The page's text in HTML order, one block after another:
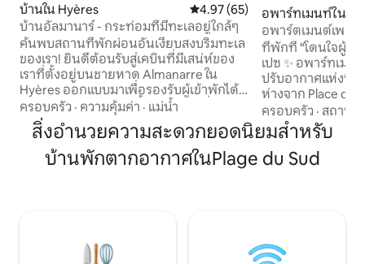
บ้านใน Hyères คะแนนเฉลี่ย 4.97 จาก 5, 65 รีวิว
4.97 (65)
บ้านอัลมานาร์ - กระท่อมที่มีทะเลอยู่ใกล้ๆ
ค้นพบสถานที่พักผ่อนอันเงียบสงบริมทะเล
ของเรา! ยินดีต้อนรับสู่เคบินที่มีเสน่ห์ของ
เราที่ตั้งอยู่บนชายหาด Almanarre ใน
Hyères ออกแบบมาเพื่อรองรับผู้เข้าพักได้
สูงสุด 6 คนเราได้สร้างขึ้นด้วยหัวใจซึ่งเป็น
ที่พักที่ผสมผสานความสะดวกสบายและ
ความเป็นตัวตนที่แท้จริงมอบประสบการณ์
ที่ดีในระยะเดินถึงน้ำ คุณจะตื่นขึ้นมาด้วย
คลื่นที่ซัดเข้ามาอย่างนุ่มนวลพร้อมที่จะ
ครอบครัว · ความคุ้มค่า · แม่น้ำ
อพาร์ทเมนท์ใน
อพาร์ตเมนต์เพลส
ที่พักที่ “โดนใจผู้เข้
เปซ ✨ อพาร์ทเมนท์ที่สวยงามและมีเครื่อง
ปรับอากาศแห่งนี้ตั้
ห่างจาก Place des
เหมาะสำหรับการ
เพื่อนฝูง ห้องนั่งเล่นที่สว่าง ห้องครัวแบบ
เปิดพร้อมอุปกรณ์
สะดวกสบายพร้อ
อาบน้ำฝักบัวแบบว
ครอบครัว · สถานที่
สิ่งอำนวยความสะดวกยอดนิยมสำหรับ
บ้านพักตากอากาศในPlage du Sud